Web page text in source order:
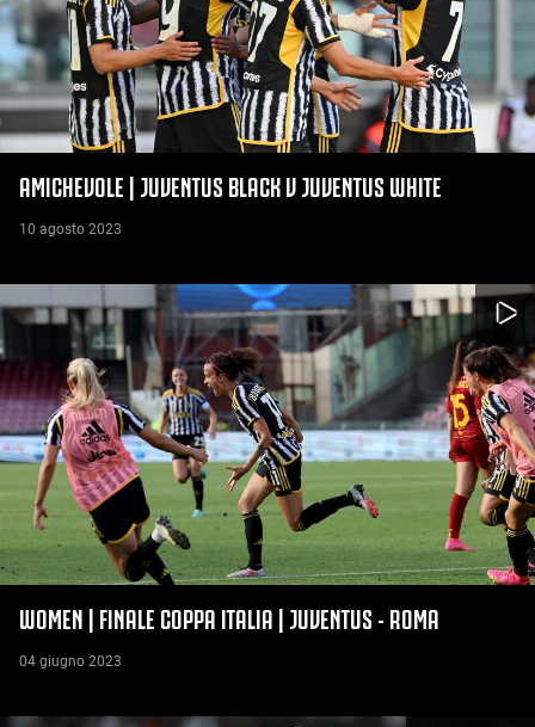
AMICHEVOLE | JUVENTUS BLACK V JUVENTUS WHITE
10 agosto 2023
WOMEN | FINALE COPPA ITALIA | JUVENTUS - ROMA
04 giugno 2023